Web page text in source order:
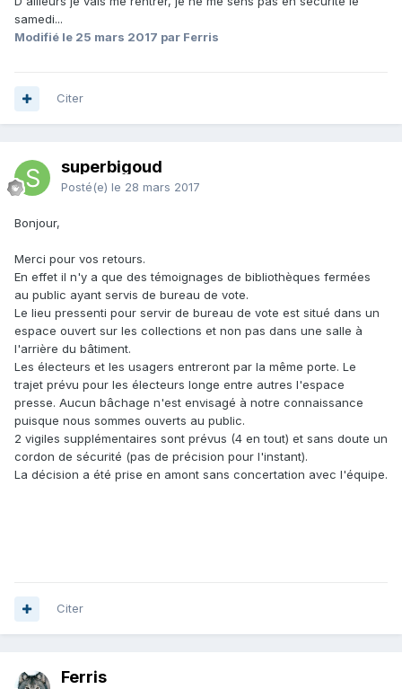
samedi...
Modifié le 25 mars 2017 par Ferris
Citer
superbigoud
Posté(e) le 28 mars 2017
Bonjour,
Merci pour vos retours.
En effet il n'y a que des témoignages de bibliothèques fermées
au public ayant servis de bureau de vote.
Le lieu pressenti pour servir de bureau de vote est situé dans un
espace ouvert sur les collections et non pas dans une salle à
l'arrière du bâtiment.
Les électeurs et les usagers entreront par la même porte. Le
trajet prévu pour les électeurs longe entre autres l'espace
presse. Aucun bâchage n'est envisagé à notre connaissance
puisque nous sommes ouverts au public.
2 vigiles supplémentaires sont prévus (4 en tout) et sans doute un
cordon de sécurité (pas de précision pour l'instant).
La décision a été prise en amont sans concertation avec l'équipe.
Citer
Ferris